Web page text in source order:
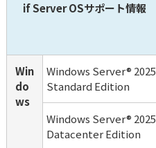
if Server OSサポート情報
Win
do
ws
Windows Server® 2025
Standard Edition
Windows Server® 2025
Datacenter Edition